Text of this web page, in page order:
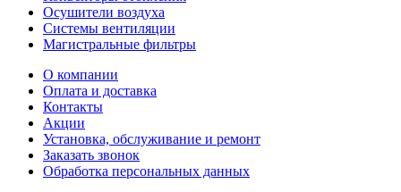
Осушители воздуха
Системы вентиляции
Магистральные фильтры
О компании
Оплата и доставка
Контакты
Акции
Установка, обслуживание и ремонт
Заказать звонок
Обработка персональных данных